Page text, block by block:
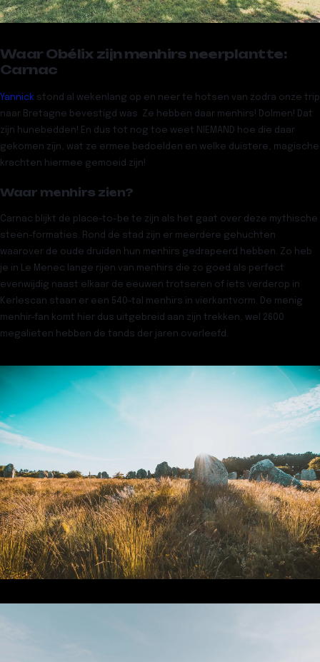
Waar Obélix zijn menhirs neerplantte:
Carnac
Yannick stond al wekenlang op en neer te hotsen van zodra onze trip
naar Bretagne bevestigd was. Ze hebben daar menhirs! Dolmen! Dat
zijn hunebedden! En dus tot nog toe weet NIEMAND hoe die daar
gekomen zijn, wat ze ermee bedoelden en welke duistere, magische
krachten hiermee gemoeid zijn!
Waar menhirs zien?
Carnac blijkt de place-to-be te zijn als het gaat over deze mythische
steen-formaties. Rond de stad zijn er meerdere gehuchten
waarover de oude druïden hun menhirs gedrapeerd hebben. Zo heb
je in Le Menec lange rijen van menhirs die zo goed als perfect
evenwijdig naast elkaar de eeuwen trotseren of iets verderop in
Kerlescan staan er een 540-tal menhirs in vierkantvorm. De menig
menhir-fan komt hier dus uitgebreid aan zijn trekken, wel 2600
megalieten hebben de tands der jaren overleefd.